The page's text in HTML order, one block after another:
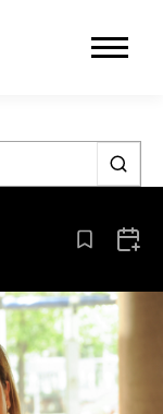
Aus den